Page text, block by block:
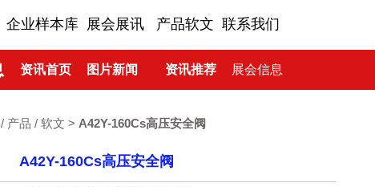
企业样本库 展会展讯 产品软文 联系我们
资讯首页 图片新闻 资讯推荐 展会信息
产品 / 软文 > A42Y-160Cs高压安全阀
A42Y-160Cs高压安全阀